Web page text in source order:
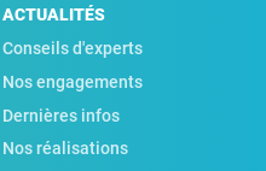
ACTUALITÉS
Conseils d'experts
Nos engagements
Dernières infos
Nos réalisations